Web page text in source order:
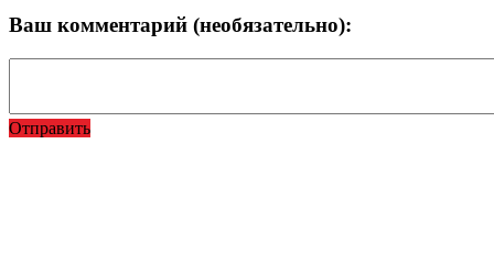
Ваш комментарий (необязательно):
Отправить